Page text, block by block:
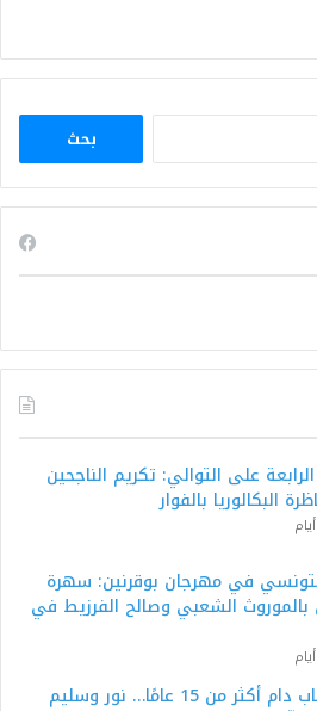
البحث
على التوالي: تكريم الناجحين
البكالوريا بالفوار
في مهرجان بوقرنين: سهرة
الشعبي وصالح الفرزيط في
بعد غياب دام أكثر من 15 عامًا… نور وسليم